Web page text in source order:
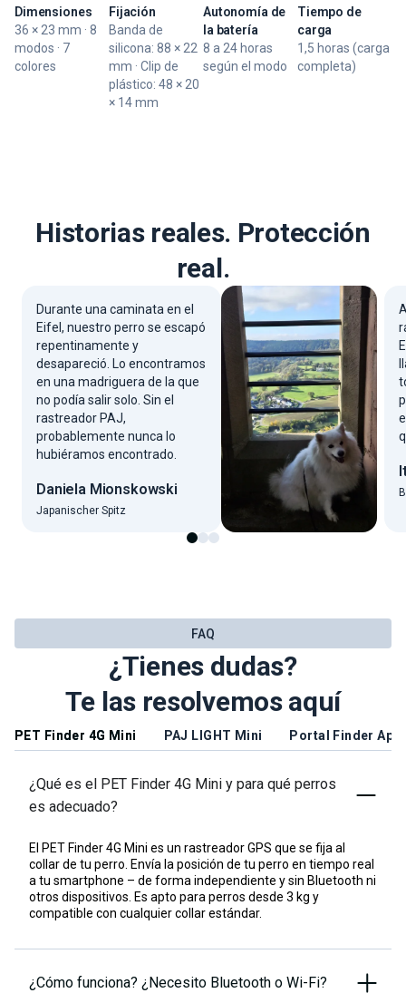
Dimensiones
36 × 23 mm · 8
modos · 7
colores
Fijación
Banda de
silicona: 88 × 22
mm · Clip de
plástico: 48 × 20
× 14 mm
Autonomía de
la batería
8 a 24 horas
según el modo
Tiempo de
carga
1,5 horas (carga
completa)
Historias reales. Protección
real.
Durante una caminata en el
Eifel, nuestro perro se escapó
repentinamente y
desapareció. Lo encontramos
en una madriguera de la que
no podía salir solo. Sin el
rastreador PAJ,
probablemente nunca lo
hubiéramos encontrado.
Daniela Mionskowski
Japanischer Spitz
FAQ
¿Tienes dudas?
Te las resolvemos aquí
PET Finder 4G Mini PAJ LIGHT Mini Portal Finder App
¿Qué es el PET Finder 4G Mini y para qué perros
es adecuado?
El PET Finder 4G Mini es un rastreador GPS que se fija al
collar de tu perro. Envía la posición de tu perro en tiempo real
a tu smartphone – de forma independiente y sin Bluetooth ni
otros dispositivos. Es apto para perros desde 3 kg y
compatible con cualquier collar estándar.
¿Cómo funciona? ¿Necesito Bluetooth o Wi-Fi?